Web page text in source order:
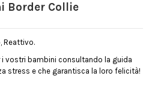
Border Collie
Reattivo.
vostri bambini consultando la guida
stress e che garantisca la loro felicità!